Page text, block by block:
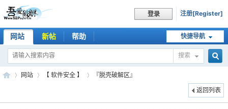
登录 注册[Register]
快捷导航
网站 新帖 帮助
搜索
网站 【 软件安全 】
『脱壳破解区』
返回列表